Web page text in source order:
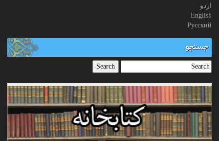
اردو
English
Русский
جستجو